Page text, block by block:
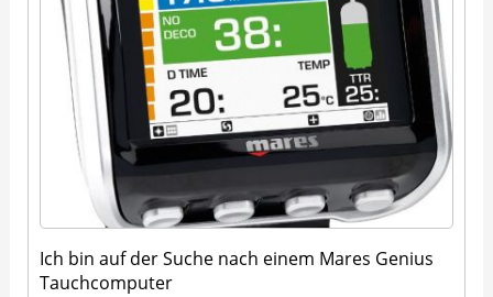
Ich bin auf der Suche nach einem Mares Genius
Tauchcomputer